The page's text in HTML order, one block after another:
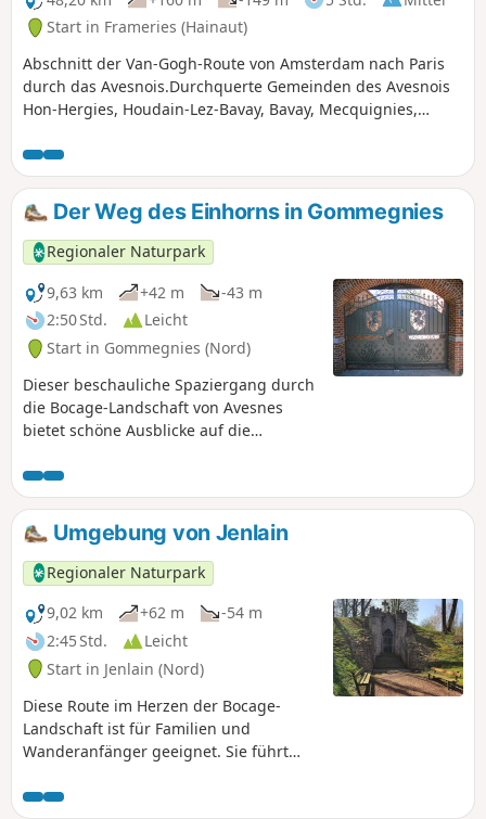
Start in Frameries (Hainaut)
Abschnitt der Van-Gogh-Route von Amsterdam nach Paris
durch das Avesnois.Durchquerte Gemeinden des Avesnois
Hon-Hergies, Houdain-Lez-Bavay, Bavay, Mecquignies,
Der Weg des Einhorns in Gommegnies
Regionaler Naturpark
9,63 km
+42 m
-43 m
2:50 Std.
Leicht
Start in Gommegnies (Nord)
Dieser beschauliche Spaziergang durch
die Bocage-Landschaft von Avesnes
bietet schöne Ausblicke auf die
Das ländliche und bäuerliche Leben
offenbart sich nach und nach beim
Durchqueren der typischen Weiler. Es
ist ein schöner, ruhiger Ausflug, der je
nach Jahreszeit in den Farben des
Herbstes oder der Feldblumen und des
Frühlings erstrahlt.
Umgebung von Jenlain
Regionaler Naturpark
9,02 km
+62 m
-54 m
2:45 Std.
Leicht
Start in Jenlain (Nord)
Diese Route im Herzen der Bocage-
Landschaft ist für Familien und
Wanderanfänger geeignet. Sie führt
Wiesenwege.